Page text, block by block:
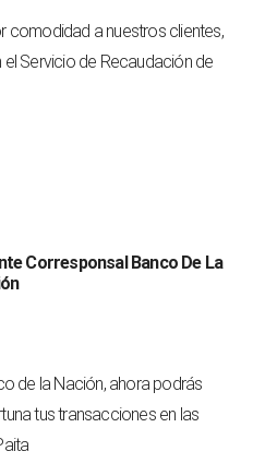
comodidad a nuestros clientes,
Servicio de Recaudación de
Corresponsal Banco De La
de la Nación, ahora podrás
tus transacciones en las